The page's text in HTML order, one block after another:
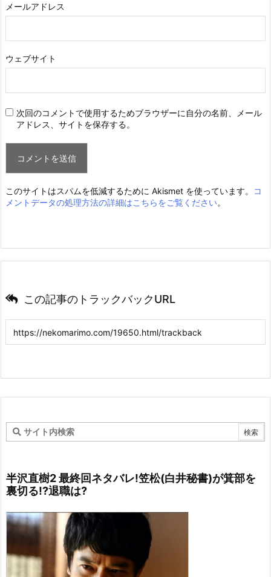
メールアドレス
ウェブサイト
次回のコメントで使用するためブラウザーに自分の名前、メール
アドレス、サイトを保存する。
このサイトはスパムを低減するために Akismet を使っています。
コ
メントデータの処理方法の詳細はこちらをご覧ください。
この記事のトラックバックURL
半沢直樹2 最終回ネタバレ!笠松(白井秘書)が箕部を
裏切る!?退職は?